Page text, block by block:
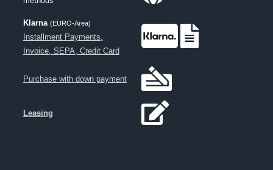
Klarna (EURO-Area)
Installment Payments,
Invoice, SEPA, Credit Card
Purchase with down payment
Leasing